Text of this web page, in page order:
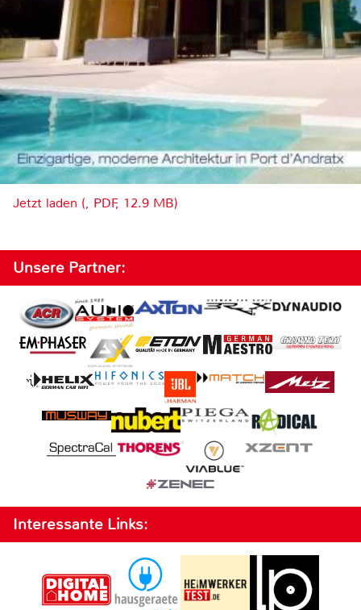
Jetzt laden (, PDF, 12.9 MB)
Unsere Partner:
Interessante Links: